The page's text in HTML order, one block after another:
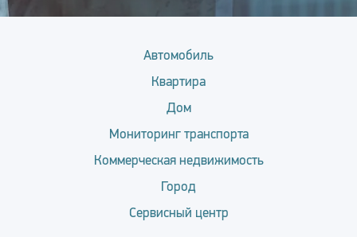
Автомобиль
Квартира
Дом
Мониторинг транспорта
Коммерческая недвижимость
Город
Сервисный центр